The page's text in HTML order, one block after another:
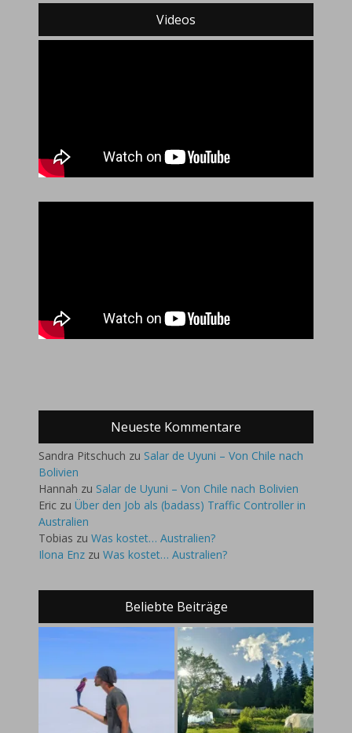
Videos
Neueste Kommentare
Sandra Pitschuch zu Salar de Uyuni – Von Chile nach
Bolivien
Hannah zu Salar de Uyuni – Von Chile nach Bolivien
Eric zu Über den Job als (badass) Traffic Controller in
Australien
Tobias zu Was kostet… Australien?
Ilona Enz zu Was kostet… Australien?
Beliebte Beiträge